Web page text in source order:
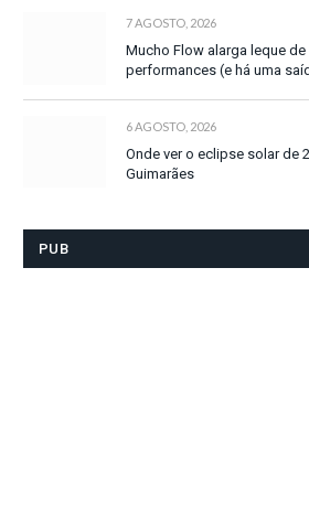
7 AGOSTO, 2026
Mucho Flow alarga leque
performances (e há uma
6 AGOSTO, 2026
Onde ver o eclipse solar de
Guimarães
PUB